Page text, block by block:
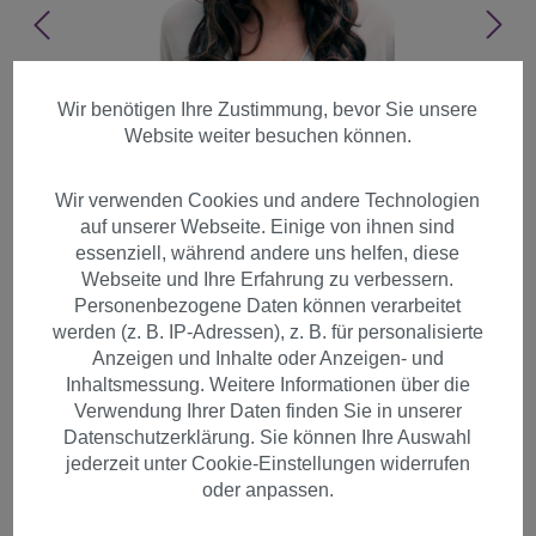
Perücke Braun-Mix lang
lockig 9328-2T33-27
Wir benötigen Ihre Zustimmung, bevor Sie unsere
Website weiter besuchen können.
Wir verwenden Cookies und andere Technologien
auf unserer Webseite. Einige von ihnen sind
essenziell, während andere uns helfen, diese
Webseite und Ihre Erfahrung zu verbessern.
Personenbezogene Daten können verarbeitet
werden (z. B. IP-Adressen), z. B. für personalisierte
Anzeigen und Inhalte oder Anzeigen- und
Inhaltsmessung. Weitere Informationen über die
Verwendung Ihrer Daten finden Sie in unserer
Datenschutzerklärung. Sie können Ihre Auswahl
jederzeit unter Cookie-Einstellungen widerrufen
oder anpassen.